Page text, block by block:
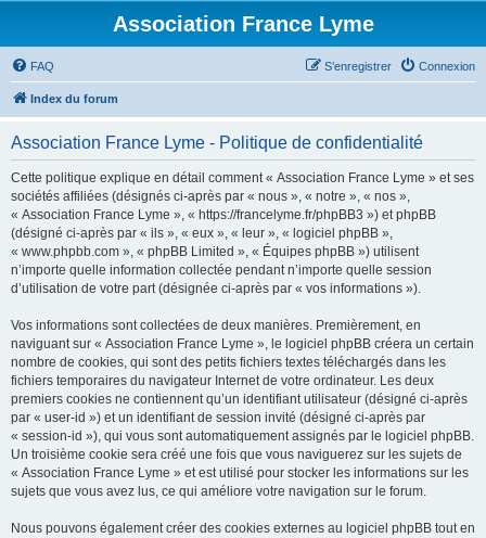
Association France Lyme
FAQ Connexion
S’enregistrer
Index du forum
Association France Lyme - Politique de confidentialité
Cette politique explique en détail comment « Association France Lyme » et ses
sociétés affiliées (désignés ci-après par « nous », « notre », « nos »,
« Association France Lyme », « https://francelyme.fr/phpBB3 ») et phpBB
(désigné ci-après par « ils », « eux », « leur », « logiciel phpBB »,
« www.phpbb.com », « phpBB Limited », « Équipes phpBB ») utilisent
n’importe quelle information collectée pendant n’importe quelle session
d’utilisation de votre part (désignée ci-après par « vos informations »).
Vos informations sont collectées de deux manières. Premièrement, en
naviguant sur « Association France Lyme », le logiciel phpBB créera un certain
nombre de cookies, qui sont des petits fichiers textes téléchargés dans les
fichiers temporaires du navigateur Internet de votre ordinateur. Les deux
premiers cookies ne contiennent qu’un identifiant utilisateur (désigné ci-après
par « user-id ») et un identifiant de session invité (désigné ci-après par
« session-id »), qui vous sont automatiquement assignés par le logiciel phpBB.
Un troisième cookie sera créé une fois que vous naviguerez sur les sujets de
« Association France Lyme » et est utilisé pour stocker les informations sur les
sujets que vous avez lus, ce qui améliore votre navigation sur le forum.
Nous pouvons également créer des cookies externes au logiciel phpBB tout en